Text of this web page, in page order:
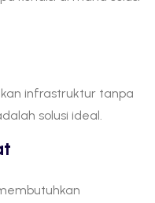
infrastruktur tanpa
solusi ideal.